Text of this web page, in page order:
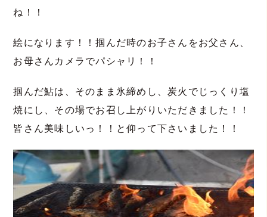
ね！！
絵になります！！掴んだ時のお子さんをお父さん、
お母さんカメラでパシャリ！！
掴んだ鮎は、そのまま氷締めし、炭火でじっくり塩
焼にし、その場でお召し上がりいただきました！！
皆さん美味しいっ！！と仰って下さいました！！